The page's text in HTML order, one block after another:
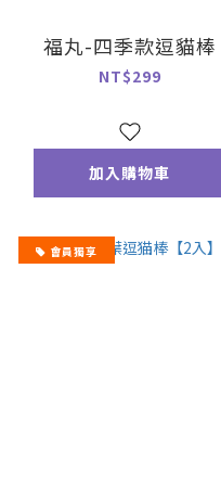
福丸-四季款逗貓棒
NT$299
加入購物車
會員獨享